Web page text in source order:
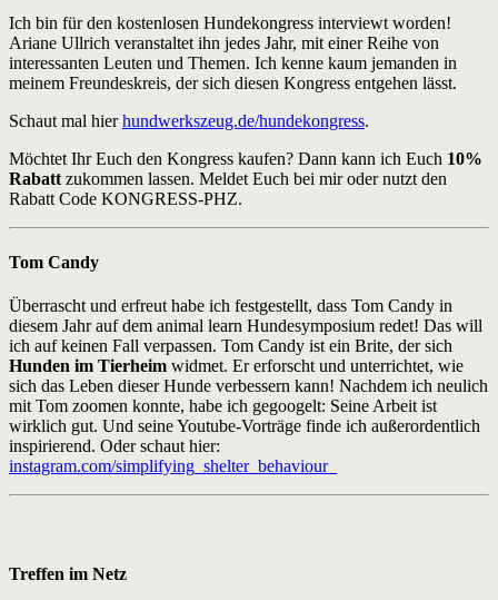
Ich bin für den kostenlosen Hundekongress interviewt worden!
Ariane Ullrich veranstaltet ihn jedes Jahr, mit einer Reihe von
interessanten Leuten und Themen. Ich kenne kaum jemanden in
meinem Freundeskreis, der sich diesen Kongress entgehen lässt.
Schaut mal hierhundwerkszeug.de/hundekongress.
Möchtet Ihr Euch den Kongress kaufen? Dann kann ich Euch 10%
Rabatt zukommen lassen. Meldet Euch bei mir oder nutzt den
Rabatt Code KONGRESS-PHZ.
Tom Candy
Überrascht und erfreut habe ich festgestellt, dass Tom Candy in
diesem Jahr auf dem animal learn Hundesymposium redet! Das will
ich auf keinen Fall verpassen. Tom Candy ist ein Brite, der sich
Hunden im Tierheim widmet. Er erforscht und unterrichtet, wie
sich das Leben dieser Hunde verbessern kann! Nachdem ich neulich
mit Tom zoomen konnte, habe ich gegoogelt: Seine Arbeit ist
wirklich gut. Und seine Youtube-Vorträge finde ich außerordentlich
inspirierend. Oder schaut hier:
instagram.com/simplifying_shelter_behaviour_
Treffen im Netz